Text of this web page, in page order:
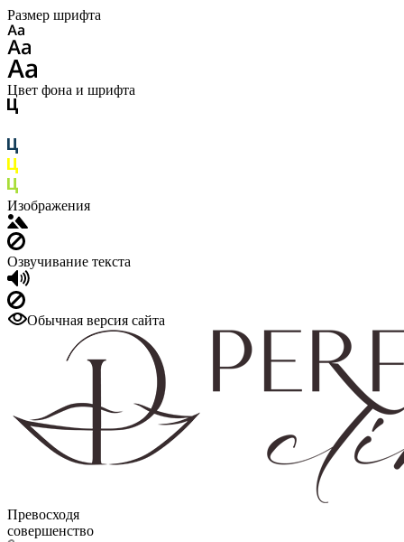
Размер шрифта
Цвет фона и шрифта
Изображения
Озвучивание текста
Обычная версия сайта
Превосходя
совершенство